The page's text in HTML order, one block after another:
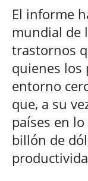
El informe
mundial de
trastornos
quienes los
entorno
que, a su
países en
billón de